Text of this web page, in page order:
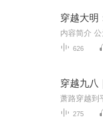
626
275